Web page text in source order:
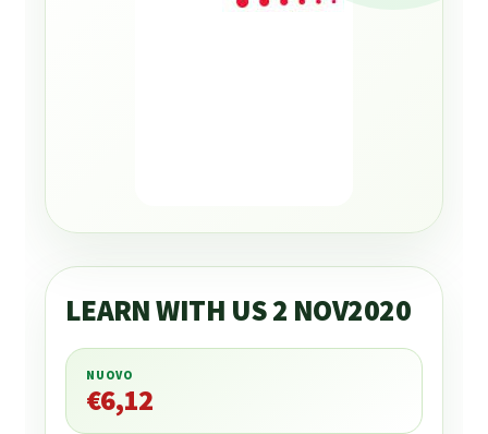
LEARN WITH US 2 NOV2020
6,12
NUOVO
€6,12